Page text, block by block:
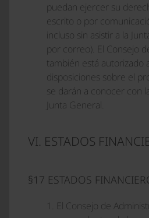
puedan ejercer su
escrito o por
incluso sin asistir a la
por correo). El Consejo
también está autorizado
disposiciones sobre el
se darán a conocer con
Junta General.
VI. ESTADOS
§17 ESTADOS
1. El Consejo de